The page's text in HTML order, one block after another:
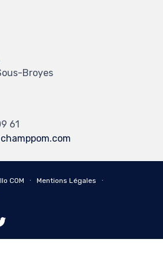
Broyes
61
COM ∙ Mentions Légales ∙